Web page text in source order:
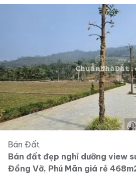
Bán Đất
Bán đất đẹp nghỉ dưỡng view
Đồng Vỡ, Phú Mãn giá rẻ